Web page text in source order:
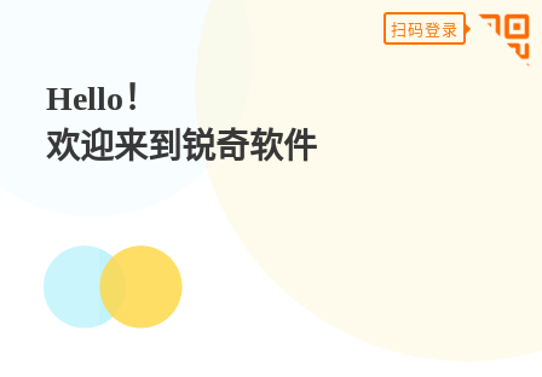
扫码登录
Hello！
欢迎来到锐奇软件